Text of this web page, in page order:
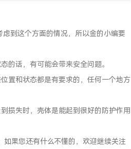
到这个方面的情况，所以金的小编要
的话，有可能会带来安全问题。
置和状态都是有要求的，任何一个地方
损失时，壳体是能起到很好的防护作用
果您还有什么不懂的，欢迎继续关注